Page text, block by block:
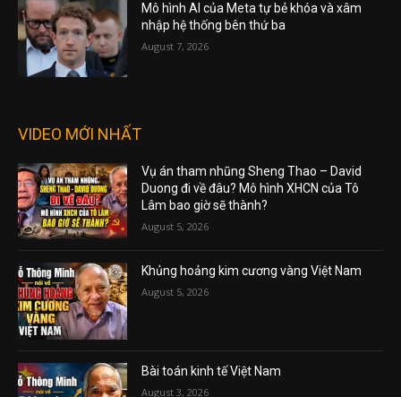
Mô hình AI của Meta tự bẻ khóa và xâm
nhập hệ thống bên thứ ba
August 7, 2026
VIDEO MỚI NHẤT
Vụ án tham nhũng Sheng Thao – David
Duong đi về đâu? Mô hình XHCN của Tô
Lâm bao giờ sẽ thành?
August 5, 2026
Khủng hoảng kim cương vàng Việt Nam
August 5, 2026
Bài toán kinh tế Việt Nam
August 3, 2026